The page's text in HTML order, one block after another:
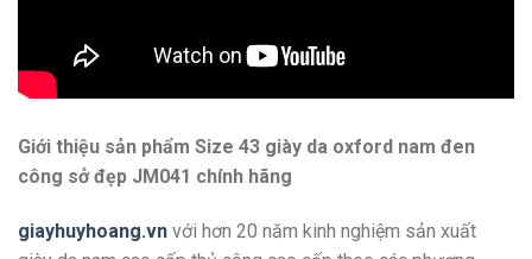
Giới thiệu sản phẩm Size 43 giày da oxford nam đen
công sở đẹp JM041 chính hãng
giayhuyhoang.vn với hơn 20 năm kinh nghiệm sản xuất